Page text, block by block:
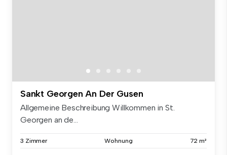
Sankt Georgen An Der Gusen
Allgemeine Beschreibung Willkommen in St.
Georgen an de...
3 Zimmer Wohnung 72 m²